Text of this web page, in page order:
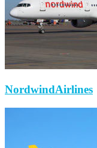
NordwindAirlines